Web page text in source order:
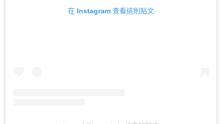
在 Instagram 查看這則貼文